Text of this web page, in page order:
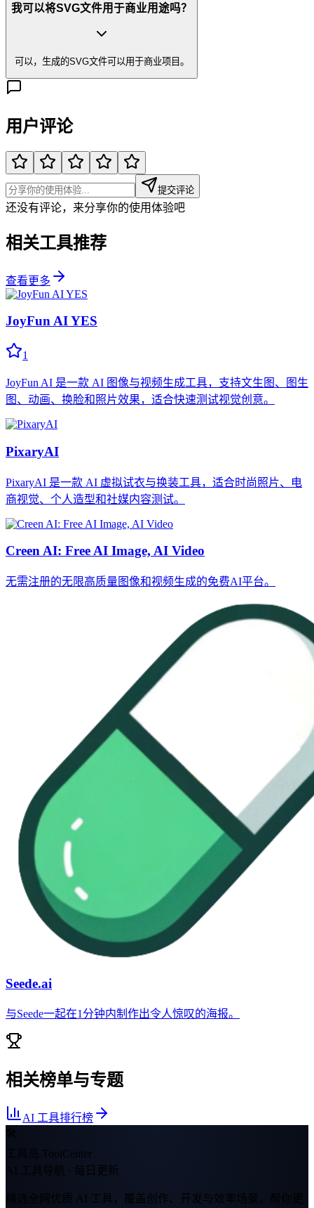
我可以将SVG文件用于商业用途吗？
可以，生成的SVG文件可以用于商业项目。
用户评论
提交评论
还没有评论，来分享你的使用体验吧
相关工具推荐
查看更多
JoyFun AI YES
1
JoyFun AI 是一款 AI 图像与视频生成工具，支持文生图、图生
图、动画、换脸和照片效果，适合快速测试视觉创意。
PixaryAI
PixaryAI 是一款 AI 虚拟试衣与换装工具，适合时尚照片、电
商视觉、个人造型和社媒内容测试。
Creen AI: Free AI Image, AI Video
无需注册的无限高质量图像和视频生成的免费AI平台。
Seede.ai
与Seede一起在1分钟内制作出令人惊叹的海报。
相关榜单与专题
AI 工具排行榜
🛠
工具岛 ToolCenter
AI 工具导航 · 每日更新
精选全网优质 AI 工具，覆盖创作、开发与效率场景，帮你更